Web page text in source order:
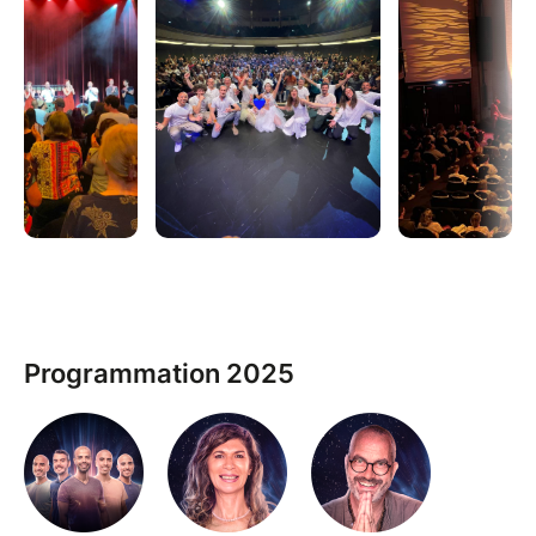
Tout cela guidé par vos accompagnants favoris :
✨ INTERVENANTS
Gaia Meditation, avec les frères Clément:
Stéphane, Romain, Sylvain, Vincent & Olivier
Clément
formateur en hypnose et thérapies brèves, et
auteur.
Céline Franoux & Emilie Pérez : médiums
Jean-Marie Muller : médium, auteur et
thérapeute
Virginie Sophia : canal de la Source et
Programmation 2025